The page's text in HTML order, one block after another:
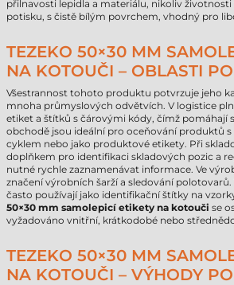
přilnavosti lepidla a materiálu, nikoliv
potisku, s čistě bílým povrchem, vhodný pro
TEZEKO 50×30 MM
NA KOTOUČI – OBLASTI
Všestrannost tohoto produktu potvrzuje jeho
mnoha průmyslových odvětvích. V logistice
etiket a štítků s čárovými kódy, čímž pomáhají
obchodě jsou ideální pro oceňování produktů
cyklem nebo jako produktové etikety. Při
doplňkem pro identifikaci skladových pozic a
nutné rychle zaznamenávat informace. Ve
značení výrobních šarží a sledování polotovarů.
často používají jako identifikační štítky na
50×30 mm samolepicí etikety na kotouči se
vyžadováno vnitřní, krátkodobé nebo
TEZEKO 50×30 MM
NA KOTOUČI – VÝHODY